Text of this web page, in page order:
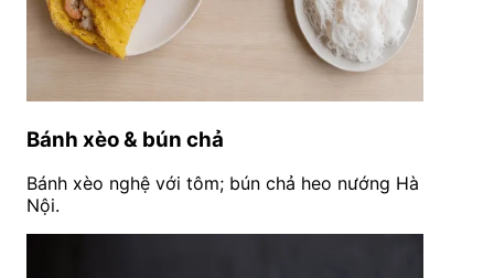
Bánh xèo & bún chả
Bánh xèo nghệ với tôm; bún chả heo nướng Hà
Nội.